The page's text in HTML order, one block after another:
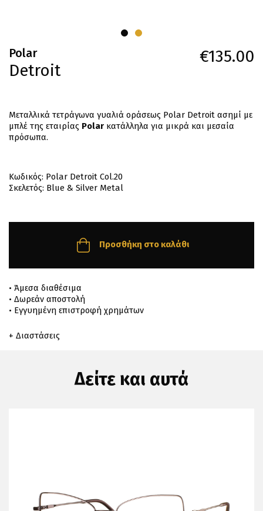
Polar
Detroit
€135.00
Μεταλλικά τετράγωνα γυαλιά οράσεως Polar Detroit ασημί με
μπλέ της εταιρίας Polar κατάλληλα για μικρά και μεσαία
πρόσωπα.
Κωδικός: Polar Detroit Col.20
Σκελετός: Blue & Silver Metal
Προσθήκη στο καλάθι
• Άμεσα διαθέσιμα
• Δωρεάν αποστολή
• Εγγυημένη επιστροφή χρημάτων
+ Διαστάσεις
Δείτε και αυτά